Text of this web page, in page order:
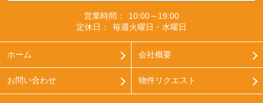
営業時間：
10:00～19:00
定休日：
毎週火曜日・水曜日
ホーム 会社概要
お問い合わせ 物件リクエスト